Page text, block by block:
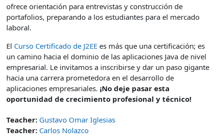
ofrece orientación para entrevistas y construcción de
portafolios, preparando a los estudiantes para el mercado
laboral.
El Curso Certificado de J2EE es más que una certificación; es
un camino hacia el dominio de las aplicaciones Java de nivel
empresarial. Le invitamos a inscribirse y dar un paso gigante
hacia una carrera prometedora en el desarrollo de
aplicaciones empresariales. ¡No deje pasar esta
oportunidad de crecimiento profesional y técnico!
Teacher: Gustavo Omar Iglesias
Teacher: Carlos Nolazco